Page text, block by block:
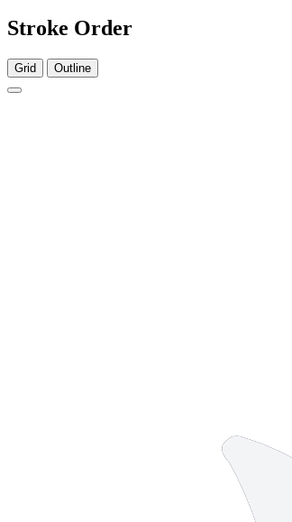
Stroke Order
Grid Outline